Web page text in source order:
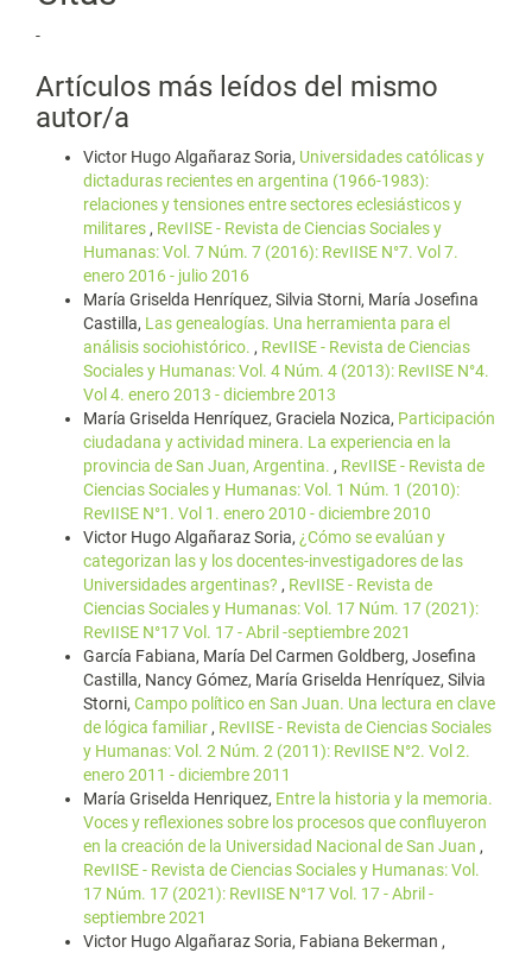
-
Artículos más leídos del mismo
autor/a
Victor Hugo Algañaraz Soria, Universidades católicas y
dictaduras recientes en argentina (1966-1983):
relaciones y tensiones entre sectores eclesiásticos y
militares, RevIISE - Revista de Ciencias Sociales y
Humanas: Vol. 7 Núm. 7 (2016): RevIISE N°7. Vol 7.
enero 2016 - julio 2016
María Griselda Henríquez, Silvia Storni, María Josefina
Castilla, Las genealogías. Una herramienta para el
análisis sociohistórico. , RevIISE - Revista de Ciencias
Sociales y Humanas: Vol. 4 Núm. 4 (2013): RevIISE N°4.
Vol 4. enero 2013 - diciembre 2013
María Griselda Henríquez, Graciela Nozica, Participación
ciudadana y actividad minera. La experiencia en la
provincia de San Juan, Argentina. , RevIISE - Revista de
Ciencias Sociales y Humanas: Vol. 1 Núm. 1 (2010):
RevIISE N°1. Vol 1. enero 2010 - diciembre 2010
Victor Hugo Algañaraz Soria, ¿Cómo se evalúan y
categorizan las y los docentes-investigadores de las
Universidades argentinas? , RevIISE - Revista de
Ciencias Sociales y Humanas: Vol. 17 Núm. 17 (2021):
RevIISE N°17 Vol. 17 - Abril -septiembre 2021
García Fabiana, María Del Carmen Goldberg, Josefina
Castilla, Nancy Gómez, María Griselda Henríquez, Silvia
Storni, Campo político en San Juan. Una lectura en clave
de lógica familiar, RevIISE - Revista de Ciencias Sociales
y Humanas: Vol. 2 Núm. 2 (2011): RevIISE N°2. Vol 2.
enero 2011 - diciembre 2011
María Griselda Henriquez, Entre la historia y la memoria.
Voces y reflexiones sobre los procesos que confluyeron
en la creación de la Universidad Nacional de San Juan ,
RevIISE - Revista de Ciencias Sociales y Humanas: Vol.
17 Núm. 17 (2021): RevIISE N°17 Vol. 17 - Abril -
septiembre 2021
Victor Hugo Algañaraz Soria, Fabiana Bekerman ,